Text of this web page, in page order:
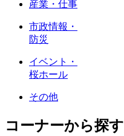
産業・仕事
市政情報・
防災
イベント・
桜ホール
その他
コーナーから探す